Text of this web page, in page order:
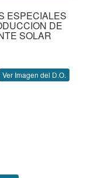
ESPECIALES
DE
SOLAR
Ver Imagen del D.O.